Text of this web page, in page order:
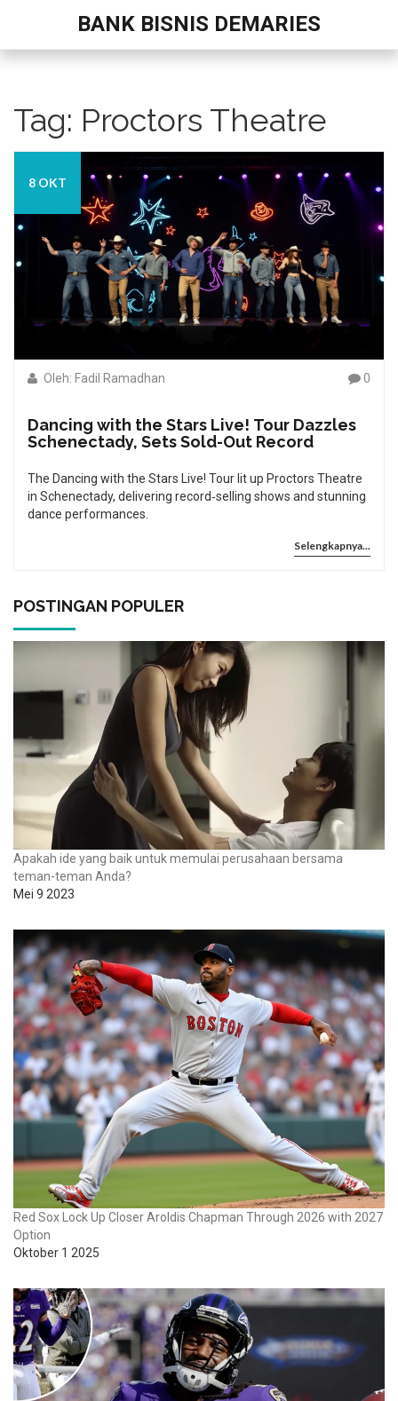
BANK BISNIS DEMARIES
Tag: Proctors Theatre
8 OKT
Oleh: Fadil Ramadhan 0
Dancing with the Stars Live! Tour Dazzles
Schenectady, Sets Sold-Out Record
The Dancing with the Stars Live! Tour lit up Proctors Theatre
in Schenectady, delivering record‑selling shows and stunning
dance performances.
Selengkapnya...
POSTINGAN POPULER
Apakah ide yang baik untuk memulai perusahaan bersama
teman-teman Anda?
Mei 9 2023
Red Sox Lock Up Closer Aroldis Chapman Through 2026 with 2027
Option
Oktober 1 2025